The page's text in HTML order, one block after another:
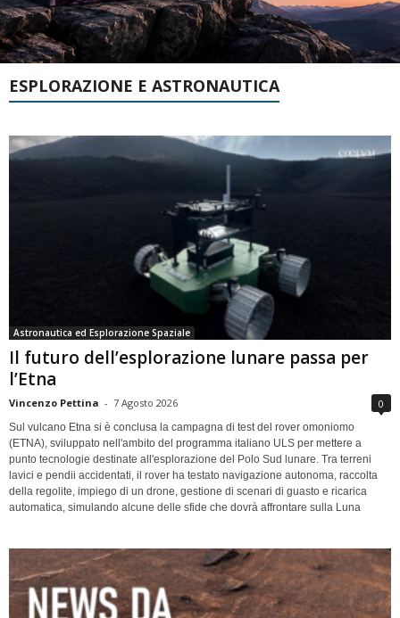
ESPLORAZIONE E ASTRONAUTICA
Astronautica ed Esplorazione Spaziale
Il futuro dell’esplorazione lunare passa per
l’Etna
Vincenzo Pettina - 7 Agosto 2026 0
Sul vulcano Etna si è conclusa la campagna di test del rover omoniomo
(ETNA), sviluppato nell'ambito del programma italiano ULS per mettere a
punto tecnologie destinate all'esplorazione del Polo Sud lunare. Tra terreni
lavici e pendii accidentati, il rover ha testato navigazione autonoma, raccolta
della regolite, impiego di un drone, gestione di scenari di guasto e ricarica
automatica, simulando alcune delle sfide che dovrà affrontare sulla Luna